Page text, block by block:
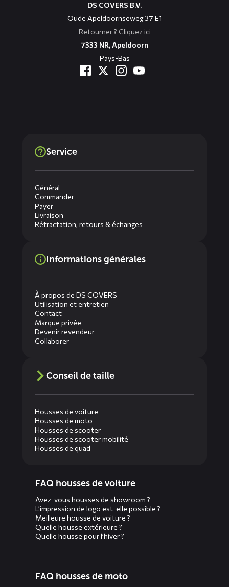
DS COVERS B.V.
Oude Apeldoornseweg 37 E1
Retourner ? Cliquez ici
7333 NR, Apeldoorn
Pays-Bas
Service
Général
Commander
Payer
Livraison
Rétractation, retours & échanges
Informations générales
À propos de DS COVERS
Utilisation et entretien
Contact
Marque privée
Devenir revendeur
Collaborer
Conseil de taille
Housses de voiture
Housses de moto
Housses de scooter
Housses de scooter mobilité
Housses de quad
menusFAQ housses de voiture
Avez-vous housses de showroom ?
L’impression de logo est-elle possible ?
Meilleure housse de voiture ?
Quelle housse extérieure ?
Quelle housse pour l’hiver ?
FAQ housses de moto